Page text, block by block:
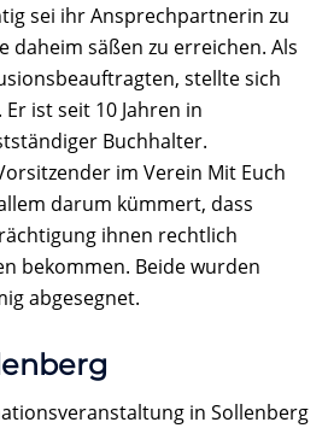
sei ihr Ansprechpartnerin zu
daheim säßen zu erreichen. Als
stellte sich
ist seit 10 Jahren in
Buchhalter.
im Verein Mit Euch
darum kümmert, dass
ihnen rechtlich
bekommen. Beide wurden
abgesegnet.
in Sollenberg